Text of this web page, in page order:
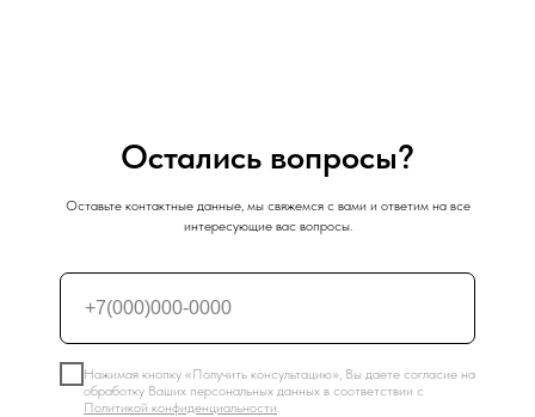
Остались вопросы?
Оставьте контактные данные, мы свяжемся с вами и ответим на все
интересующие вас вопросы.
Нажимая кнопку «Получить консультацию», Вы даете согласие на
обработку Ваших персональных данных в соответствии с
Политикой конфиденциальности